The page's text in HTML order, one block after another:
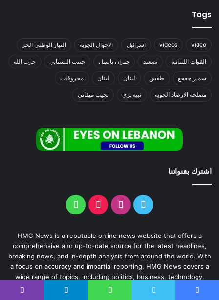
Tags
video
videos اسرائيل الاحوال الجوية التيار الوطني الحر
القوات اللبنانية تصعيد جبران باسيل حبيب البستاني حزب الله
سمير جعجع طقس لبنان لينان محروقات
مصلحة الارصاد الجوية نبيه بري نجيب ميقاتي
اشترك بقنواتنا
HMG News is a reputable online news website that offers a
comprehensive and up-to-date source for the latest headlines,
breaking news, and in-depth analysis from around the world. With
a focus on accuracy and impartial reporting, HMG News covers a
wide range of topics, including politics, business, technology,
science, entertainment, and more.